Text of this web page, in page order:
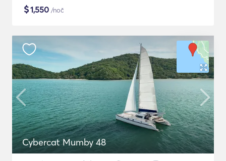
$1,550 /noč
Cybercat Mumby 48